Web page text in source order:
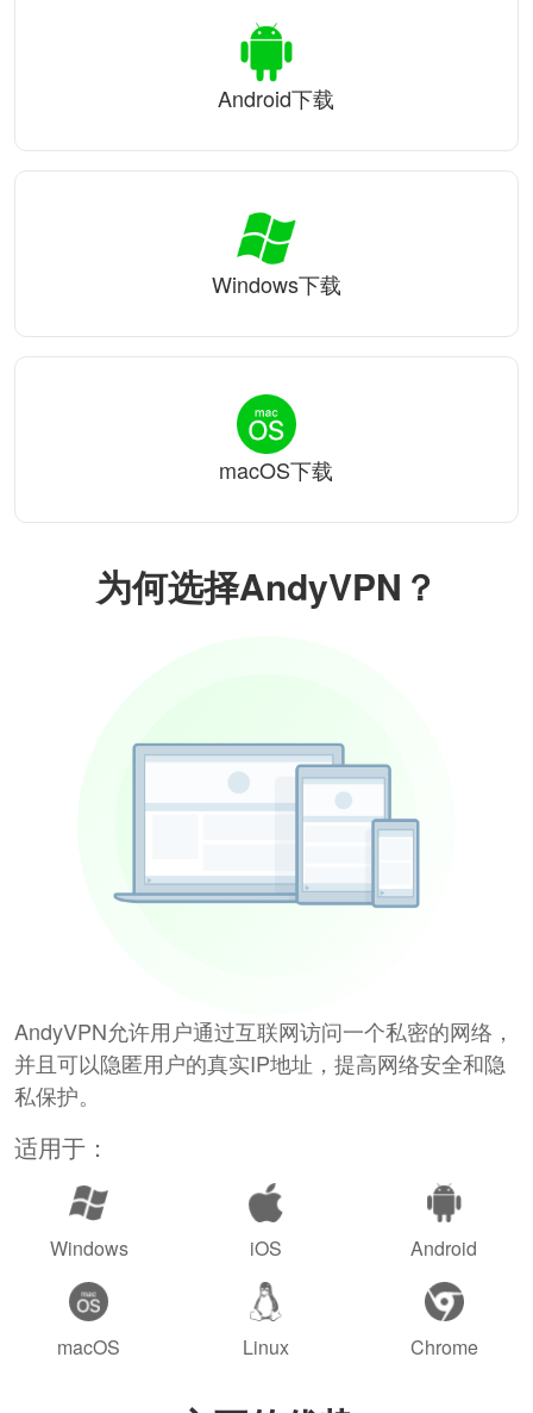
为何选择AndyVPN？
AndyVPN允许用户通过互联网访问一个私密的网络，
并且可以隐匿用户的真实IP地址，提高网络安全和隐
私保护。
适用于：
Windows iOS Android
macOS Linux Chrome
Android下载
Windows下载
macOS下载